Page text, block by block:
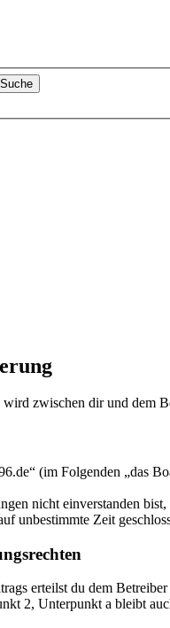
zwischen dir und dem
(im Folgenden „das
nicht einverstanden
unbestimmte Zeit
erteilst du dem
2, Unterpunkt a bleibt